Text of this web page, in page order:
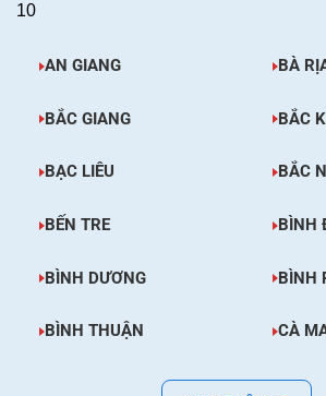
10
AN GIANG BÀ
BẮC GIANG BẮC
BẠC LIÊU BẮC
BẾN TRE BÌNH
BÌNH DƯƠNG BÌNH
BÌNH THUẬN CÀ